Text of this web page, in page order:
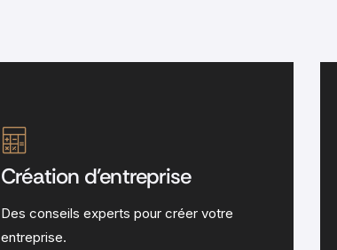
Création d'entreprise
Des conseils experts pour créer votre
entreprise.